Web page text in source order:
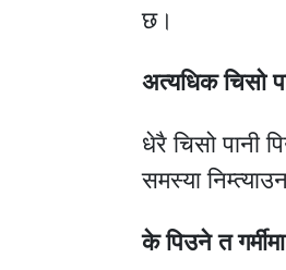
छ।
अत्यधिक चिसो
धेरै चिसो पानी
समस्या
के पिउने त